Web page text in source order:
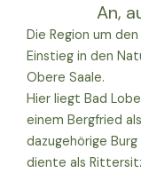
An,
Die Region um
Einstieg in den
Obere Saale.
Hier liegt Bad
einem Bergfried
dazugehörige
diente als